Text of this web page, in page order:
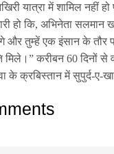
यात्रा में शामिल नहीं
हो कि, अभिनेता सलमान
और तुम्हें एक इंसान के
मिले।” करीबन 60 दिनों
के क्रबिस्‍तान में सुपुर्द-ए-